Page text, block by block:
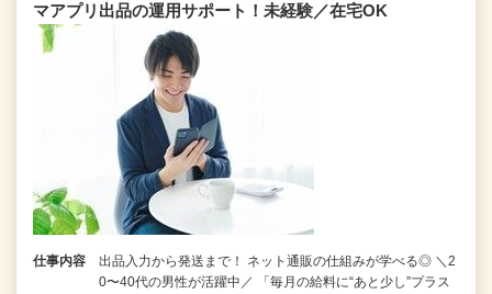
マアプリ出品の運用サポート！未経験／在宅OK
仕事内容
出品入力から発送まで！ ネット通販の仕組みが学べる◎ ＼2
0〜40代の男性が活躍中／ 「毎月の給料に“あと少し”プラス